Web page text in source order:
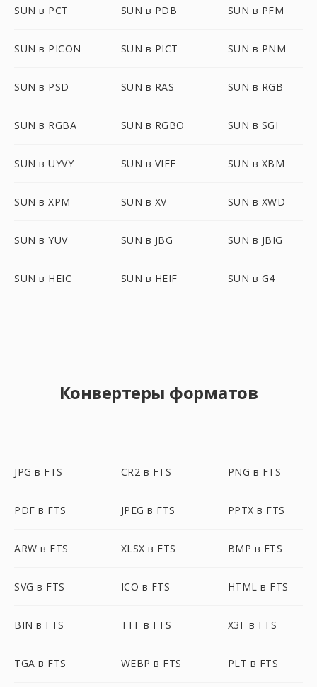
SUN в PCT SUN в PDB SUN в PFM
SUN в PICON SUN в PICT SUN в PNM
SUN в PSD SUN в RAS SUN в RGB
SUN в RGBA SUN в RGBO SUN в SGI
SUN в UYVY SUN в VIFF SUN в XBM
SUN в XPM SUN в XV SUN в XWD
SUN в YUV SUN в JBG SUN в JBIG
SUN в HEIC SUN в HEIF SUN в G4
Конвертеры форматов
JPG в FTS CR2 в FTS PNG в FTS
PDF в FTS JPEG в FTS PPTX в FTS
ARW в FTS XLSX в FTS BMP в FTS
SVG в FTS ICO в FTS HTML в FTS
BIN в FTS TTF в FTS X3F в FTS
TGA в FTS WEBP в FTS PLT в FTS